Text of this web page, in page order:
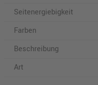
Seitenergiebigkeit
Farben
Beschreibung
Art